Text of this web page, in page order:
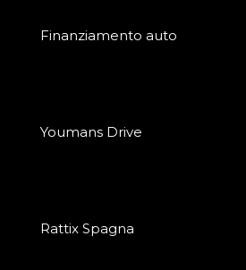
Finanziamento auto
Youmans Drive
Rattix Spagna